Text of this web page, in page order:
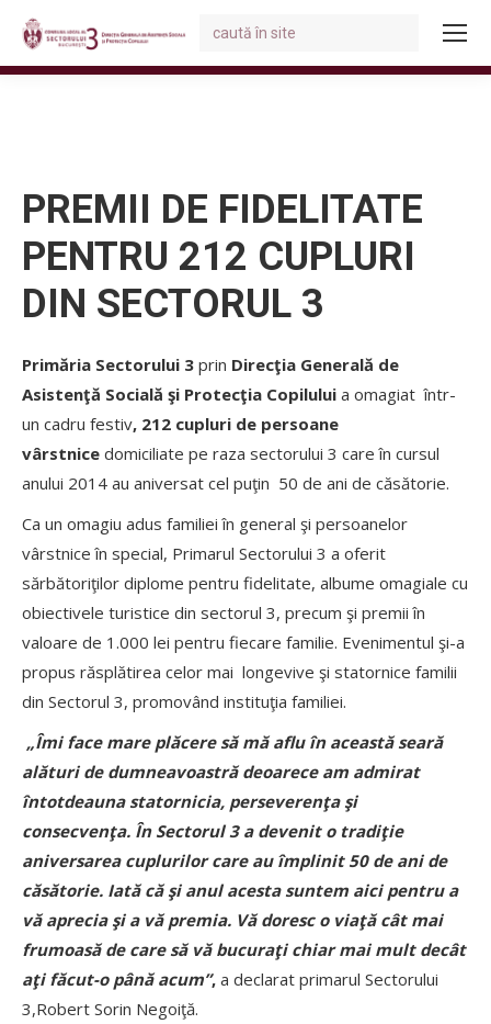
Search:
PREMII DE FIDELITATE
PENTRU 212 CUPLURI
DIN SECTORUL 3
Primăria Sectorului 3 prin Direcţia Generală de
Asistenţă Socială şi Protecţia Copilului a omagiat într-
un cadru festiv, 212 cupluri de persoane
vârstnice domiciliate pe raza sectorului 3 care în cursul
anului 2014 au aniversat cel puţin 50 de ani de căsătorie.
Ca un omagiu adus familiei în general şi persoanelor
vârstnice în special, Primarul Sectorului 3 a oferit
sărbătoriţilor diplome pentru fidelitate, albume omagiale cu
obiectivele turistice din sectorul 3, precum şi premii în
valoare de 1.000 lei pentru fiecare familie. Evenimentul şi-a
propus răsplătirea celor mai longevive şi statornice familii
din Sectorul 3, promovând instituţia familiei.
„Îmi face mare plăcere să mă aflu în această seară
alături de dumneavoastră deoarece am admirat
întotdeauna statornicia, perseverenţa şi
consecvenţa. În Sectorul 3 a devenit o tradiţie
aniversarea cuplurilor care au împlinit 50 de ani de
căsătorie. Iată că şi anul acesta suntem aici pentru a
vă aprecia şi a vă premia. Vă doresc o viaţă cât mai
frumoasă de care să vă bucuraţi chiar mai mult decât
aţi făcut-o până acum”, a declarat primarul Sectorului
3,Robert Sorin Negoiţă.